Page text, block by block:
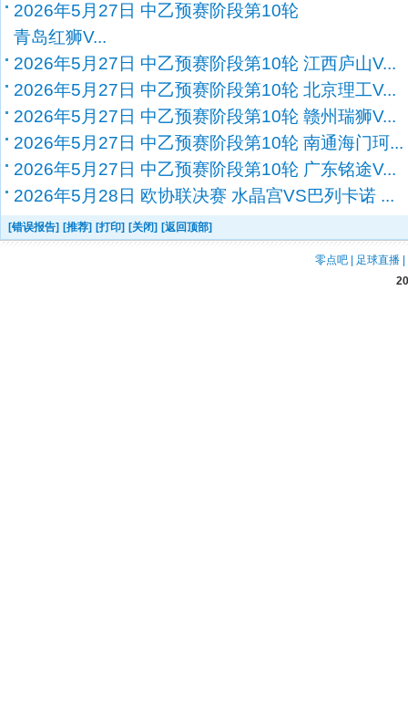
2026年5月27日 中乙预赛阶段第10轮
青岛红狮V...
2026年5月27日 中乙预赛阶段第10轮 江西庐山V...
2026年5月27日 中乙预赛阶段第10轮 北京理工V...
2026年5月27日 中乙预赛阶段第10轮 赣州瑞狮V...
2026年5月27日 中乙预赛阶段第10轮 南通海门珂...
2026年5月27日 中乙预赛阶段第10轮 广东铭途V...
2026年5月28日 欧协联决赛 水晶宫VS巴列卡诺 ...
[错误报告] [推荐] [打印] [关闭] [返回顶部]
零点吧 | 足球直播 |